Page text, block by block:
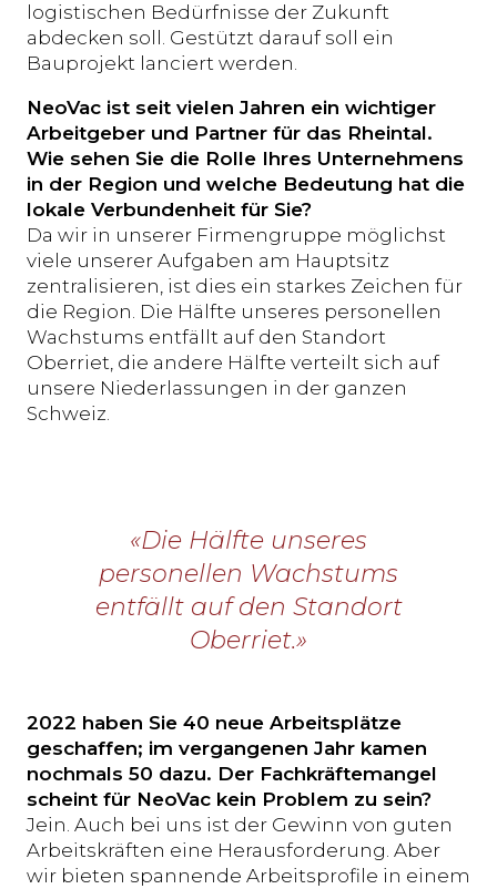
logistischen Bedürfnisse der Zukunft
abdecken soll. Gestützt darauf soll ein
Bauprojekt lanciert werden.
NeoVac ist seit vielen Jahren ein wichtiger
Arbeitgeber und Partner für das Rheintal.
Wie sehen Sie die Rolle Ihres Unternehmens
in der Region und welche Bedeutung hat die
lokale Verbundenheit für Sie?
Da wir in unserer Firmengruppe möglichst
viele unserer Aufgaben am Hauptsitz
zentralisieren, ist dies ein starkes Zeichen für
die Region. Die Hälfte unseres personellen
Wachstums entfällt auf den Standort
Oberriet, die andere Hälfte verteilt sich auf
unsere Niederlassungen in der ganzen
Schweiz.
«Die Hälfte unseres
personellen Wachstums
entfällt auf den Standort
Oberriet.»
2022 haben Sie 40 neue Arbeitsplätze
geschaffen; im vergangenen Jahr kamen
nochmals 50 dazu. Der Fachkräftemangel
scheint für NeoVac kein Problem zu sein?
Jein. Auch bei uns ist der Gewinn von guten
Arbeitskräften eine Herausforderung. Aber
wir bieten spannende Arbeitsprofile in einem